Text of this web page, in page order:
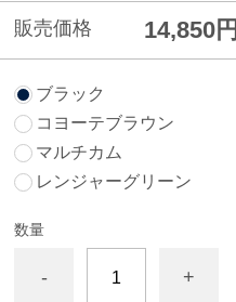
販売価格 14,850円
ブラック
コヨーテブラウン
マルチカム
レンジャーグリーン
数量
- +